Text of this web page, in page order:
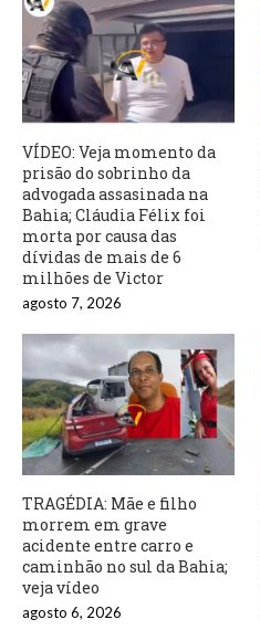
VÍDEO: Veja momento da
prisão do sobrinho da
advogada assasinada na
Bahia; Cláudia Félix foi
morta por causa das
dívidas de mais de 6
milhões de Victor
agosto 7, 2026
TRAGÉDIA: Mãe e filho
morrem em grave
acidente entre carro e
caminhão no sul da Bahia;
veja vídeo
agosto 6, 2026